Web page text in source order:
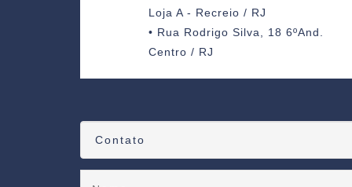
Loja A - Recreio / RJ
• Rua Rodrigo Silva, 18 6ºAnd.
Centro / RJ